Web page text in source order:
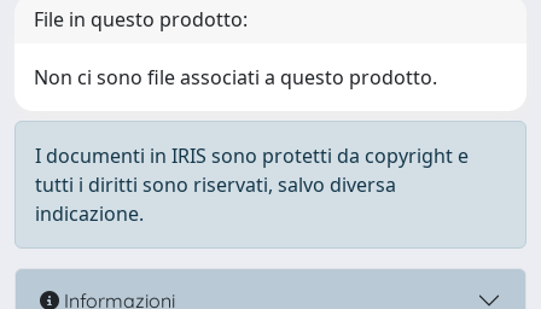
File in questo prodotto:
Non ci sono file associati a questo prodotto.
I documenti in IRIS sono protetti da copyright e
tutti i diritti sono riservati, salvo diversa
indicazione.
Informazioni